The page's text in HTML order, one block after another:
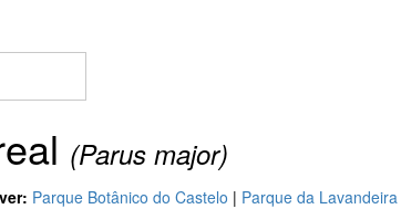
(Parus major)
Parque Botânico do Castelo | Parque da Lavandeira